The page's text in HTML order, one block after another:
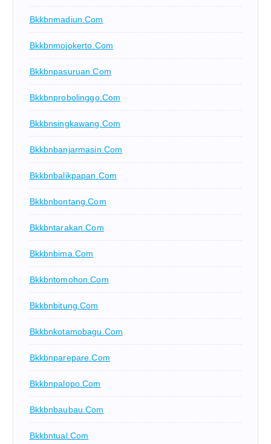
Bkkbnmadiun.com
Bkkbnmojokerto.com
Bkkbnpasuruan.com
Bkkbnprobolinggo.com
Bkkbnsingkawang.com
Bkkbnbanjarmasin.com
Bkkbnbalikpapan.com
Bkkbnbontang.com
Bkkbntarakan.com
Bkkbnbima.com
Bkkbntomohon.com
Bkkbnbitung.com
Bkkbnkotamobagu.com
Bkkbnparepare.com
Bkkbnpalopo.com
Bkkbnbaubau.com
Bkkbntual.com